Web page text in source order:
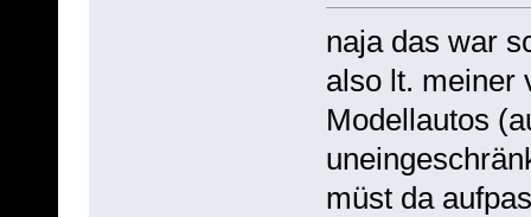
naja das war
also lt. meiner
Modellautos
müst da